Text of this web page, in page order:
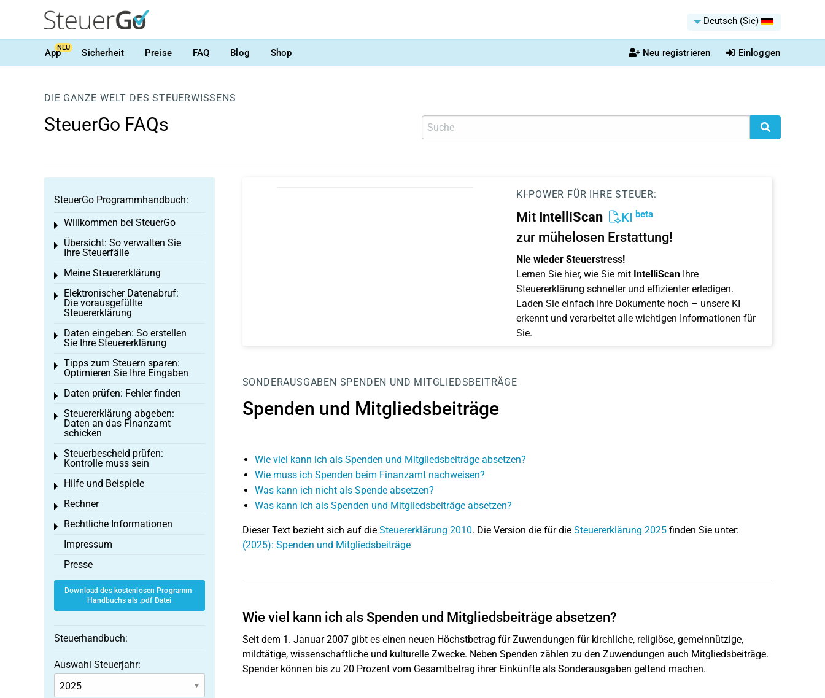
Deutsch (Sie)
AppNEU Sicherheit Preise FAQ Blog Shop Neu registrieren Einloggen
DIE GANZE WELT DES STEUERWISSENS
SteuerGo FAQs
KI-POWER FÜR IHRE STEUER:
Mit IntelliScan KI beta
zur mühelosen Erstattung!
Nie wieder Steuerstress!
Lernen Sie hier, wie Sie mit IntelliScanIhre
Steuererklärung schneller und effizienter erledigen.
Laden Sie einfach Ihre Dokumente hoch – unsere KI
erkennt und verarbeitet alle wichtigen Informationen für
Sie.
SONDERAUSGABEN SPENDEN UND MITGLIEDSBEITRÄGE
Spenden und Mitgliedsbeiträge
Wie viel kann ich als Spenden und Mitgliedsbeiträge absetzen?
Wie muss ich Spenden beim Finanzamt nachweisen?
Was kann ich nicht als Spende absetzen?
Was kann ich als Spenden und Mitgliedsbeiträge absetzen?
Dieser Text bezieht sich auf die Steuererklärung 2010. Die Version die für die Steuererklärung 2025finden Sie unter:
(2025): Spenden und Mitgliedsbeiträge
Wie viel kann ich als Spenden und Mitgliedsbeiträge absetzen?
Seit dem 1. Januar 2007 gibt es einen neuen Höchstbetrag für Zuwendungen für kirchliche, religiöse, gemeinnützige,
mildtätige, wissenschaftliche und kulturelle Zwecke. Neben Spenden zählen zu den Zuwendungen auch Mitgliedsbeiträge.
Spender können bis zu 20 Prozent vom Gesamtbetrag ihrer Einkünfte als Sonderausgaben geltend machen.
SteuerGo Programmhandbuch:
Willkommen bei SteuerGo
Toggle menu
Übersicht: So verwalten Sie
Ihre Steuerfälle
Toggle menu
Meine Steuererklärung
Toggle menu
Elektronischer Datenabruf:
Die vorausgefüllte
Steuererklärung
Toggle menu
Daten eingeben: So erstellen
Sie Ihre Steuererklärung
Toggle menu
Tipps zum Steuern sparen:
Optimieren Sie Ihre Eingaben
Toggle menu
Daten prüfen: Fehler finden
Toggle menu
Steuererklärung abgeben:
Daten an das Finanzamt
schicken
Toggle menu
Steuerbescheid prüfen:
Kontrolle muss sein
Toggle menu
Hilfe und Beispiele
Toggle menu
Rechner
Toggle menu
Rechtliche Informationen
Toggle menu
Impressum
Presse
Download des kostenlosen Programm-
Handbuchs als .pdf Datei
Steuerhandbuch:
Auswahl Steuerjahr: